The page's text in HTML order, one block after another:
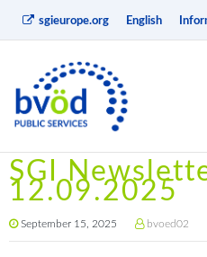
sgieurope.org English
SGI
12.09.2025
September 15, 2025 bvoed02